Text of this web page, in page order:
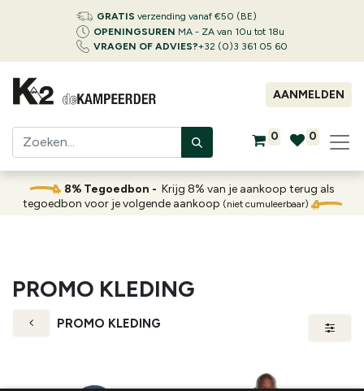
GRATIS verzending vanaf €50 (BE)
OPENINGSUREN MA - ZA van 10u tot 18u
VRAGEN OF ADVIES?+32 (0)3 361 05 60
AANMELDEN
0 0
8% Tegoedbon - Krijg 8% van je aankoop terug als
tegoedbon voor je volgende aankoop (niet cumuleerbaar)
PROMO KLEDING
PROMO KLEDING